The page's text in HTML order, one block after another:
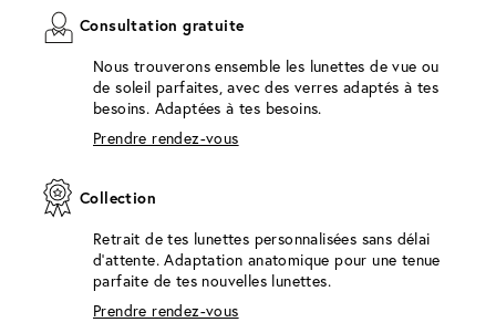
Consultation gratuite
Nous trouverons ensemble les lunettes de vue ou
de soleil parfaites, avec des verres adaptés à tes
besoins. Adaptées à tes besoins.
Prendre rendez-vous
Collection
Retrait de tes lunettes personnalisées sans délai
d'attente. Adaptation anatomique pour une tenue
parfaite de tes nouvelles lunettes.
Prendre rendez-vous